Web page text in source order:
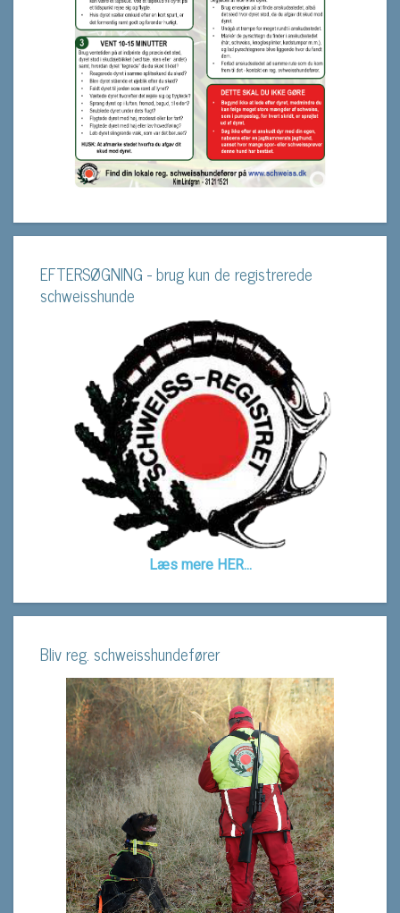
EFTERSØGNING - brug kun de registrerede
schweisshunde
Læs mere HER...
Bliv reg. schweisshundefører